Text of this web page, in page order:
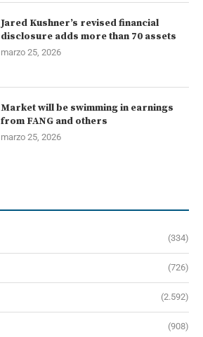
Jared Kushner’s revised financial
disclosure adds more than 70 assets
marzo 25, 2026
Market will be swimming in earnings
from FANG and others
marzo 25, 2026
(334)
(726)
(2.592)
(908)